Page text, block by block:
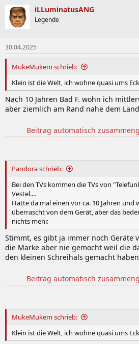
k
t
i
n
e
n
:
iLLuminatusANG
Legende
30.04.2025
MukeMukem schrieb:
Klein ist die Welt, ich wohne quasi ums Eck
Nach 10 Jahren Bad F. wohn ich
aber ziemlich am Rand nahe dem
Beitrag automatisch
Pandora schrieb:
Bei den TVs kommen die TVs von
Vestel....
Hatte da mal einen vor ca. 10 Jahren und
überrascht von dem Gerät, aber das
nichts mehr.
Stimmt, es gibt ja immer noch Geräte
die Marke aber nie gemocht weil die
den kleinen Schreihals gemacht
Beitrag automatisch
MukeMukem schrieb:
Klein ist die Welt, ich wohne quasi ums Eck